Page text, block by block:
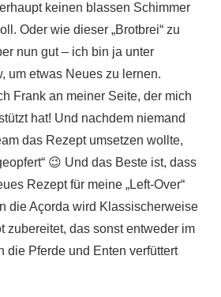
keinen blassen Schimmer
Oder wie dieser „Brotbrei“ zu
nun gut – ich bin ja unter
um etwas Neues zu lernen.
Frank an meiner Seite, der mich
hat! Und nachdem niemand
das Rezept umsetzen wollte,
😉 Und das Beste ist, dass
Rezept für meine „Left-Over“
die Açorda wird Klassischerweise
zubereitet, das sonst entweder im
die Pferde und Enten verfüttert